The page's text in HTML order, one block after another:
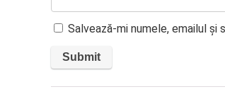
Salvează-mi numele, emailul